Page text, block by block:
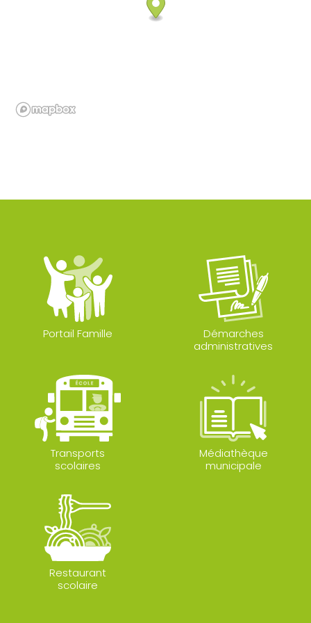
Portail Famille
Démarches
administratives
Transports
scolaires
Médiathèque
municipale
Restaurant
scolaire